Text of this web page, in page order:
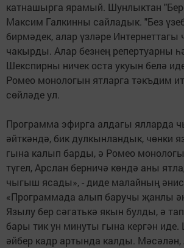
катнашырга ярамый. Шунлыктан
Максим Галкинны сайладык. "Без
бирмәдек, алар үзләре
чакырды. Алар безнең репертуарны
Шекспирны ничек оста укуын белә
Ромео монологын ятларга тәкъдим
сөйләде ул.
Программа эфирга алдагы ялларда
әйткәндә, бик дулкынландык, чөнки
гына калып барды, ә Ромео
түгел, Арслан берничә көндә аны
чыгыш ясады», - диде малайның
«Программада алып баручы җанлы
Язылу бер сәгатькә якын булды, ә
бары тик ун минуты гына кергән иде.
әйбер кадр артында калды. Мәсәлән,